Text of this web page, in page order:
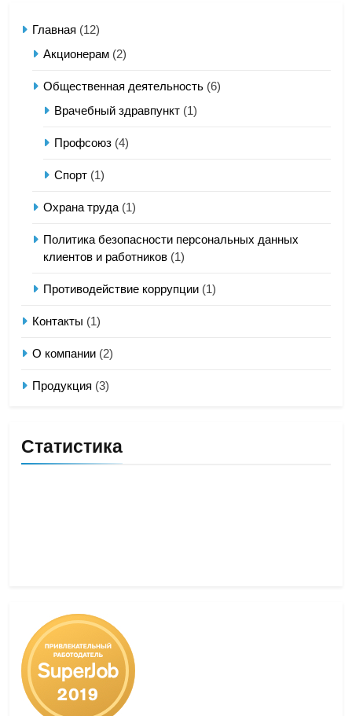
Главная (12)
Акционерам (2)
Общественная деятельность (6)
Врачебный здравпункт (1)
Профсоюз (4)
Спорт (1)
Охрана труда (1)
Политика безопасности персональных данных
клиентов и работников (1)
Противодействие коррупции (1)
Контакты (1)
О компании (2)
Продукция (3)
Статистика